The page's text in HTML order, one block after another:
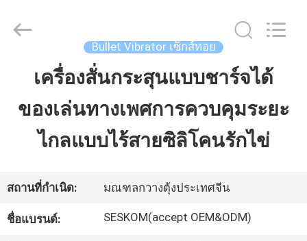
บ้าน
สินค้า
แสดง
VR
vibrasextoy.com.
Bullet Vibrator เซ็กส์ทอย
เครื่องสั่นกระสุนแบบชาร์จได้
ของเล่นทางเพศการควบคุมระยะ
ไกลแบบไร้สายซิลิโคนรักไข่
สถานที่กำเนิด: มณฑลกวางตุ้งประเทศจีน
ชื่อแบรนด์: SESKOM(accept OEM&ODM)